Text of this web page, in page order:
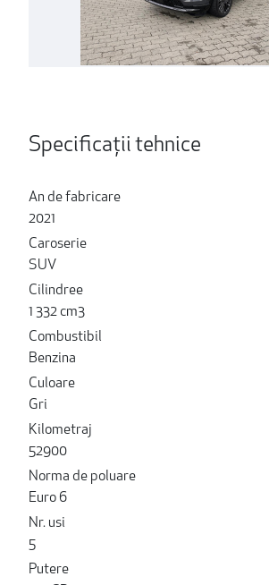
Specificații tehnice
An de fabricare
2021
Caroserie
SUV
Cilindree
1 332 cm3
Combustibil
Benzina
Culoare
Gri
Kilometraj
52900
Norma de poluare
Euro 6
Nr. usi
5
Putere